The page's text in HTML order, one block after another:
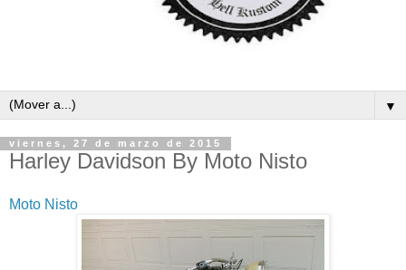
▼
viernes, 27 de marzo de 2015
Harley Davidson By Moto Nisto
Moto Nisto